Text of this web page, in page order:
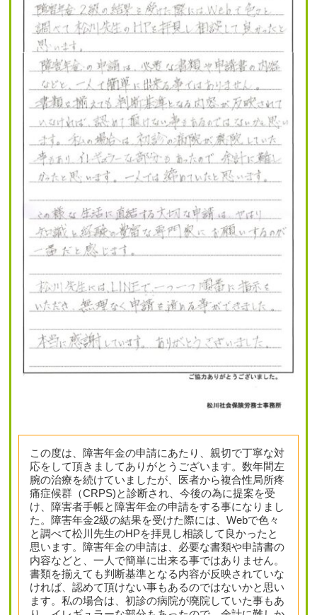
この度は、障害年金の申請にあたり、親切で丁寧な対
応をして頂きましてありがとうございます。数年間左
腕の治療を続けていましたが、医者から複合性局所疼
痛症候群（CRPS)と診断され、今後の為に提案を受
け、障害者手帳と障害年金の申請をする事になりまし
た。障害年金2級の結果を受けた際には、Webで色々
と調べて松川先生のHPを拝見し相談して良かったと
思います。障害年金の申請は、必要な書類や申請書の
内容などと、一人で簡単に出来る事ではありません。
書類を揃えても判断基準となる内容が反映されていな
ければ、認めて頂けない事もあるのではないかと思い
ます。私の場合は、初診の病院が廃院していた事もあ